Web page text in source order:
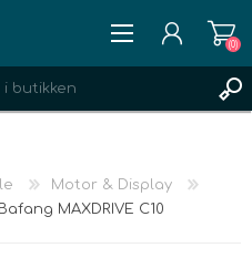
(0)
Motor & Display
MAXDRIVE C10